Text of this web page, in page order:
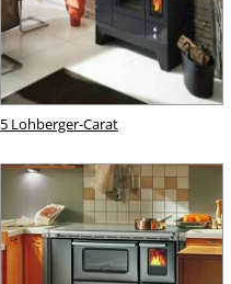
5 Lohberger-Carat